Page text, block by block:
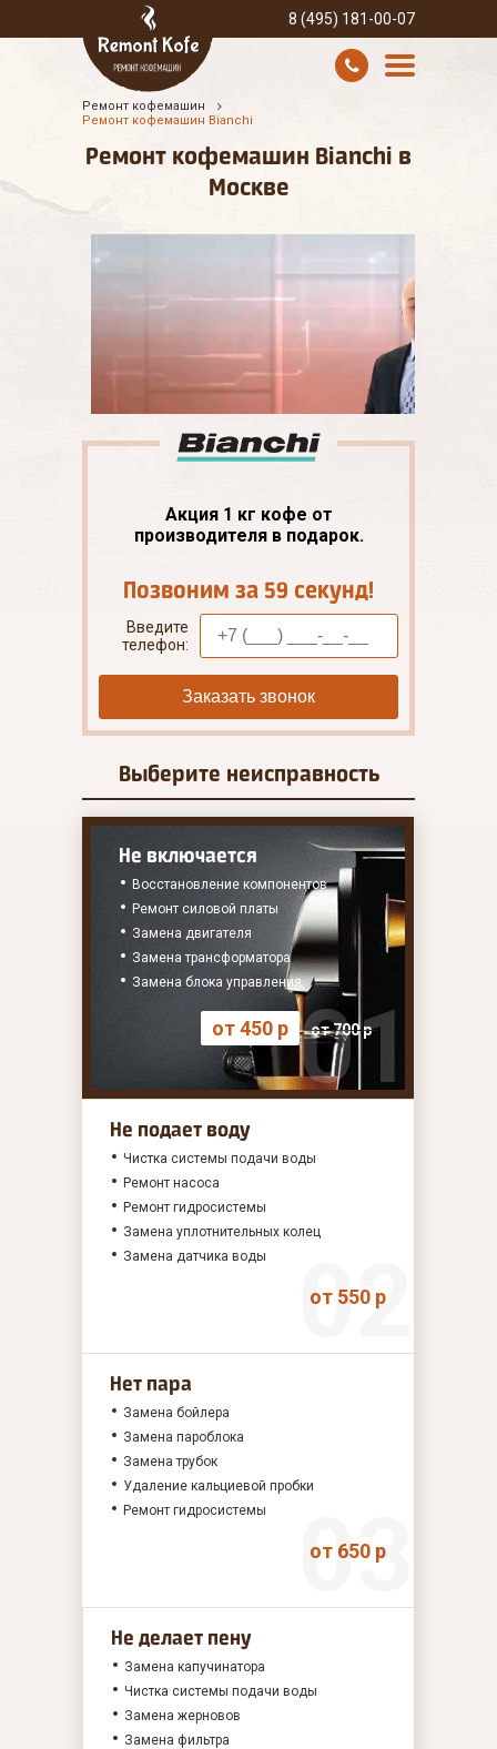
8 (495) 181-00-07
УСЛУГИ И ЦЕНЫ
Ремонт кофемашин
Ремонт кофемашин Bianchi
Ремонт кофемашин Bianchi в
Москве
Акция 1 кг кофе от
производителя в подарок.
Позвоним за 59 секунд!
Введите
телефон:
Заказать звонок
Выберите неисправность
Не включается
Восстановление компонентов
Ремонт силовой платы
Замена двигателя
Замена трансформатора
Замена блока управления
от 450 р от 700 р
Не подает воду
Чистка системы подачи воды
Ремонт насоса
Ремонт гидросистемы
Замена уплотнительных колец
Замена датчика воды
от 550 р
Нет пара
Замена бойлера
Замена пароблока
Замена трубок
Удаление кальциевой пробки
Ремонт гидросистемы
от 650 р
Не делает пену
Замена капучинатора
Чистка системы подачи воды
Замена жерновов
Замена фильтра